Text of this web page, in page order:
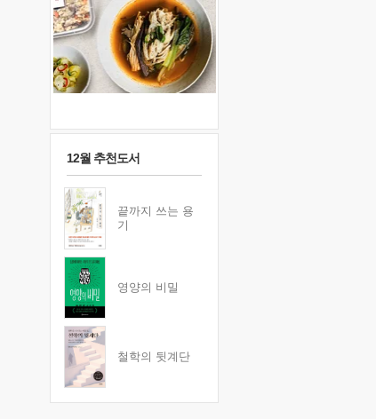
12월 추천도서
끝까지 쓰는 용
기
영양의 비밀
철학의 뒷계단